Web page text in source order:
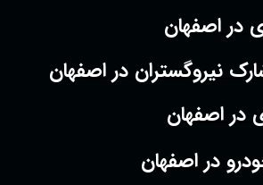
در اصفهان
در اصفهان
نیروگستران در اصفهان
در اصفهان